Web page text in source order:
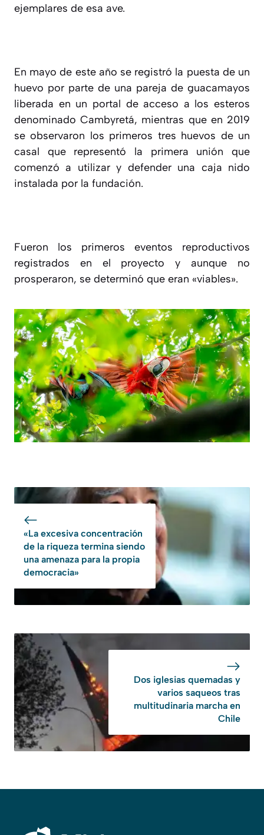
ejemplares de esa ave.
En mayo de este año se registró la puesta de un
huevo por parte de una pareja de guacamayos
liberada en un portal de acceso a los esteros
denominado Cambyretá, mientras que en 2019
se observaron los primeros tres huevos de un
casal que representó la primera unión que
comenzó a utilizar y defender una caja nido
instalada por la fundación.
Fueron los primeros eventos reproductivos
registrados en el proyecto y aunque no
prosperaron, se determinó que eran «viables».
«La excesiva concentración
de la riqueza termina siendo
una amenaza para la propia
democracia»
Dos iglesias quemadas y
varios saqueos tras
multitudinaria marcha en
Chile